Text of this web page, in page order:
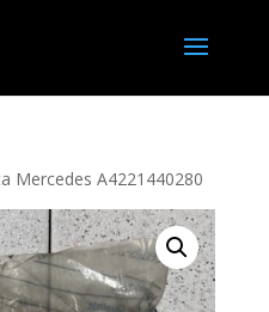
Mercedes A4221440280